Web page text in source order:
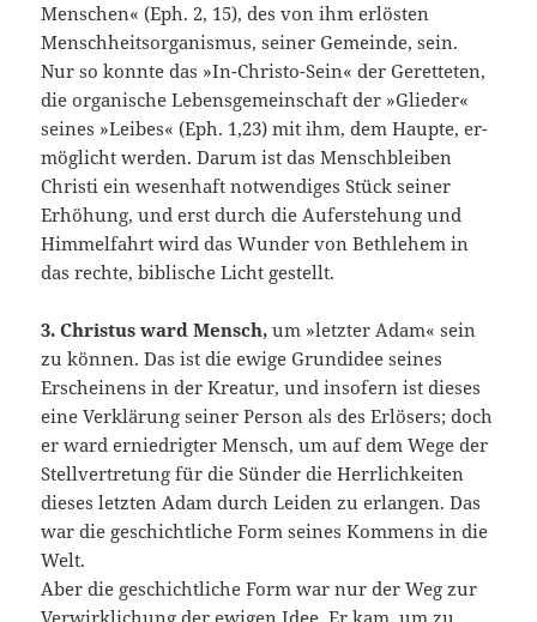
Menschen« (Eph. 2, 15), des von ihm erlösten
Menschheitsorganismus, seiner Gemeinde, sein.
Nur so konnte das »In-Christo-Sein« der Geretteten,
die organische Lebens­gemeinschaft der »Glieder«
seines »Lei­bes« (Eph. 1,23) mit ihm, dem Haupte, er­
möglicht werden. Darum ist das Menschbleiben
Christi ein wesenhaft notwendiges Stück seiner
Erhöhung, und erst durch die Auferstehung und
Himmelfahrt wird das Wunder von Bethlehem in
das rechte, biblische Licht gestellt.
3. Christus ward Mensch, um »letzter Adam« sein
zu können. Das ist die ewige Grundidee seines
Erscheinens in der Kreatur, und insofern ist dieses
eine Verklärung seiner Person als des Erlösers; doch
er ward erniedrigter Mensch, um auf dem Wege der
Stellvertretung für die Sünder die Herrlichkeiten
dieses letzten Аdam durch Leiden zu erlangen. Das
war die geschicht­liche Form seines Kommens in die
Welt.
Aber die geschichtliche Form war nur der Weg zur